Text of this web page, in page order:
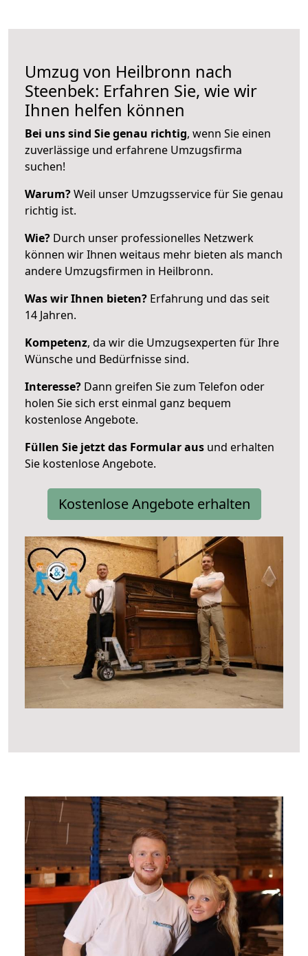
Umzug von Heilbronn nach
Steenbek: Erfahren Sie, wie wir
Ihnen helfen können
Bei uns sind Sie genau richtig, wenn Sie einen
zuverlässige und erfahrene Umzugsfirma
suchen!
Warum?Weil unser Umzugsservice für Sie genau
richtig ist.
Wie? Durch unser professionelles Netzwerk
können wir Ihnen weitaus mehr bieten als manch
andere Umzugsfirmen in Heilbronn.
Was wir Ihnen bieten? Erfahrung und das seit
14 Jahren.
Kompetenz, da wir die Umzugsexperten für Ihre
Wünsche und Bedürfnisse sind.
Interesse? Dann greifen Sie zum Telefon oder
holen Sie sich erst einmal ganz bequem
kostenlose Angebote.
Füllen Sie jetzt das Formular aus und erhalten
Sie kostenlose Angebote.
Kostenlose Angebote erhalten